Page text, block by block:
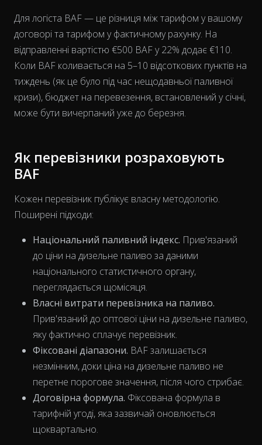
The chart has 1 X axis displaying Time. Data ranges from
Для логіста BAF — це різниця між тарифом у вашому
договорі та тарифом у фактичному рахунку. На
відправленні вартістю €500 BAF у 22% додає €110.
Коли BAF коливається на 5–10 відсоткових пунктів на
тиждень (як це було під час нещодавньої паливної
кризи), бюджет на перевезення, встановлений у січні,
може бути вичерпаний уже до березня.
Як перевізники розраховують
BAF
Кожен перевізник публікує власну методологію.
Поширені підходи:
Національний паливний індекс. Прив'язаний
до ціни на дизельне паливо за даними
національного статистичного органу,
переглядається щомісяця.
Власні витрати перевізника на паливо.
Прив'язаний до оптової ціни на дизельне паливо,
яку фактично сплачує перевізник.
Фіксовані діапазони. BAF залишається
незмінним, доки ціна на дизельне паливо не
перетне порогове значення, після чого стрибає.
Договірна формула. Фіксована формула в
тарифній угоді, яка зазвичай оновлюється
щоквартально.